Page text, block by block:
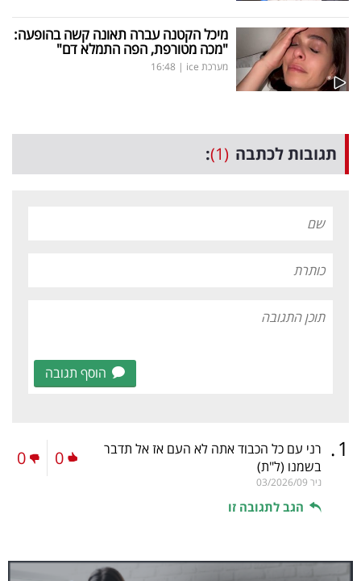
מיכל הקטנה עברה תאונה קשה בהופעה:
"מכה מטורפת, הפה התמלא דם"
מערכת ice |
16:48
תגובות לכתבה (1)
:
הוסף תגובה
1
. רני עם כל הכבוד אתה לא העם אז אל תדבר
בשמנו (ל"ת)
ניר 03/2026/09
הגב לתגובה זו
0
0